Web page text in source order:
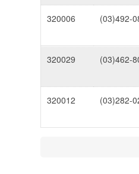
320006 (03)492-
320029 (03)462-
320012 (03)282-